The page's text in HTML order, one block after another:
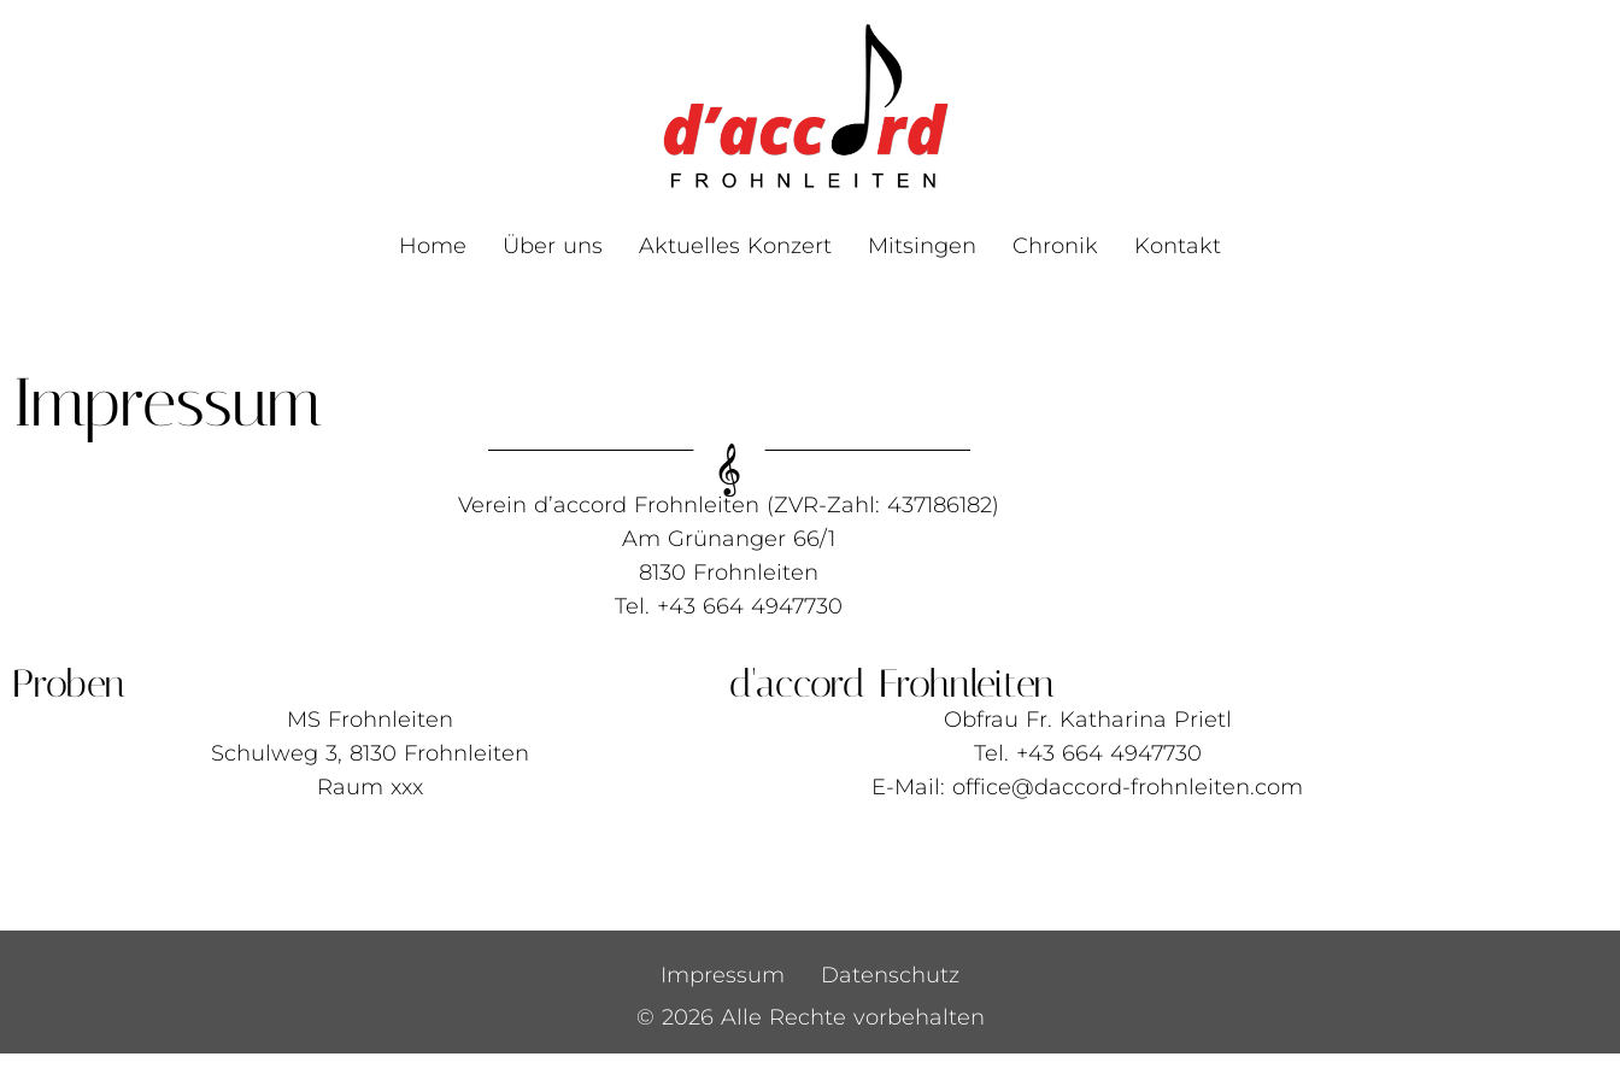
Home Über uns Aktuelles Konzert Mitsingen Chronik Kontakt
Impressum
Verein d’accord Frohnleiten (ZVR-Zahl: 437186182)
Am Grünanger 66/1
8130 Frohnleiten
Tel. +43 664 4947730
Proben
MS Frohnleiten
Schulweg 3, 8130 Frohnleiten
Raum xxx
d'accord Frohnleiten
Obfrau Fr. Katharina Prietl
Tel. +43 664 4947730
E-Mail: office@daccord-frohnleiten.com
Impressum
Datenschutz
© 2026 Alle Rechte vorbehalten